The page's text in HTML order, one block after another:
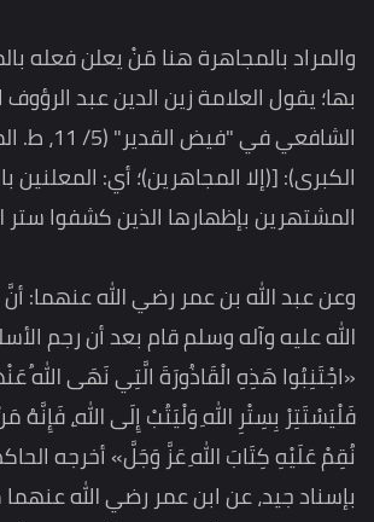
والمراد بالمجاهرة هنا مَنْ يعلن فعله
بها؛ يقول العلامة زين الدين عبد
الشافعي في
الكبرى): [(إلا المجاهرين)؛ أي: المعلنين
المشتهرين بإظهارها الذين كشفوا ستر
وعن عبد الله بن عمر رضي الله عنهما:
الله عليه وآله وسلم قام بعد أن رجم
«اجْتَنِبُوا هَذِهِ الْقَاذُورَةَ الَّتِي نَهَى اللهُ
فَلْيَسْتَتِرْ بِسِتْرِ اللهِ وَلْيَتُبْ إِلَى اللهِ، فَإِنَّهُ
نُقِمْ عَلَيْهِ كِتَابَ اللهِ عَزَّ وَجَلَّ» أخرجه
بإسناد جيد، عن ابن عمر رضي الله